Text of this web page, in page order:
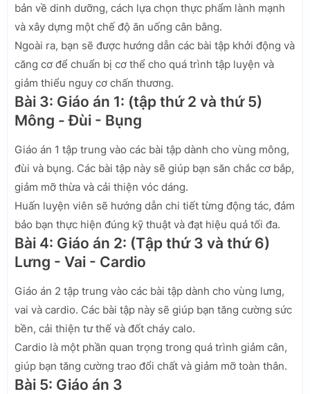
bản về dinh dưỡng, cách lựa chọn thực phẩm lành mạnh
và xây dựng một chế độ ăn uống cân bằng.
Ngoài ra, bạn sẽ được hướng dẫn các bài tập khởi động và
căng cơ để chuẩn bị cơ thể cho quá trình tập luyện và
giảm thiểu nguy cơ chấn thương.
Bài 3: Giáo án 1: (tập thứ 2 và thứ 5)
Mông - Đùi - Bụng
Giáo án 1 tập trung vào các bài tập dành cho vùng mông,
đùi và bụng. Các bài tập này sẽ giúp bạn săn chắc cơ bắp,
giảm mỡ thừa và cải thiện vóc dáng.
Huấn luyện viên sẽ hướng dẫn chi tiết từng động tác, đảm
bảo bạn thực hiện đúng kỹ thuật và đạt hiệu quả tối đa.
Bài 4: Giáo án 2: (Tập thứ 3 và thứ 6)
Lưng - Vai - Cardio
Giáo án 2 tập trung vào các bài tập dành cho vùng lưng,
vai và cardio. Các bài tập này sẽ giúp bạn tăng cường sức
bền, cải thiện tư thế và đốt cháy calo.
Cardio là một phần quan trọng trong quá trình giảm cân,
giúp bạn tăng cường trao đổi chất và giảm mỡ toàn thân.
Bài 5: Giáo án 3